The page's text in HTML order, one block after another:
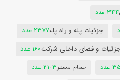
344 عدد
جزئیات پله و راه پله2377 عدد
جزئیات و فضای داخلی شرکت160 عدد
عدد حمام مستر2103 عدد